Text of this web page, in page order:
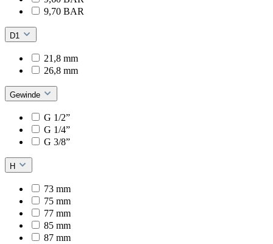
9,70 BAR
D1
21,8 mm
26,8 mm
Gewinde
G 1/2”
G 1/4”
G 3/8”
H
73 mm
75 mm
77 mm
85 mm
87 mm